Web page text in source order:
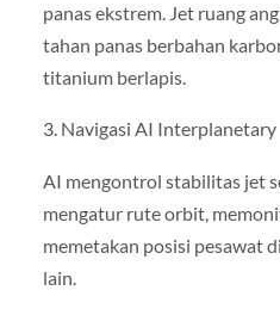
panas ekstrem. Jet ruang
tahan panas berbahan
titanium berlapis.
3. Navigasi AI Interplanetary
AI mengontrol stabilitas jet
mengatur rute orbit,
memetakan posisi pesawat
lain.